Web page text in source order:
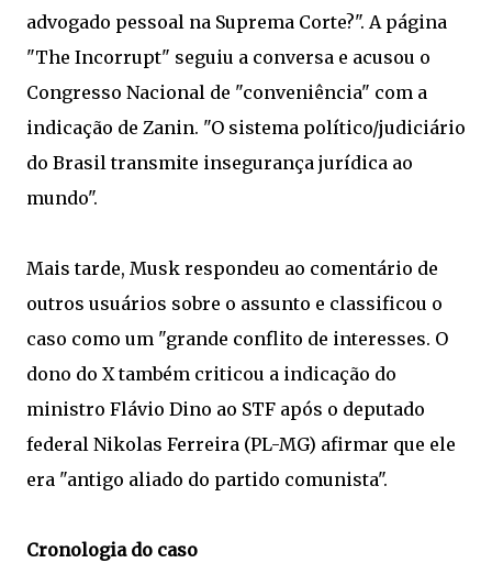
advogado pessoal na Suprema Corte?". A página
"The Incorrupt" seguiu a conversa e acusou o
Congresso Nacional de "conveniência" com a
indicação de Zanin. "O sistema político/judiciário
do Brasil transmite insegurança jurídica ao
mundo".
Mais tarde, Musk respondeu ao comentário de
outros usuários sobre o assunto e classificou o
caso como um "grande conflito de interesses. O
dono do X também criticou a indicação do
ministro Flávio Dino ao STF após o deputado
federal Nikolas Ferreira (PL-MG) afirmar que ele
era "antigo aliado do partido comunista".
Cronologia do caso